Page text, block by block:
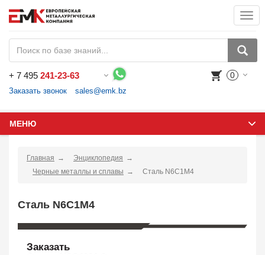
+ 7 495 241-23-63
Заказать звонок sales@emk.bz
0
МЕНЮ
Главная
Энциклопедия
Черные металлы и сплавы
Сталь N6C1M4
Сталь N6C1M4
Заказать